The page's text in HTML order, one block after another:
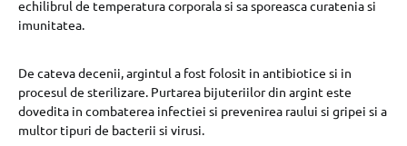
echilibrul de temperatura corporala si sa sporeasca curatenia si
imunitatea.
De cateva decenii, argintul a fost folosit in antibiotice si in
procesul de sterilizare. Purtarea bijuteriilor din argint este
dovedita in combaterea infectiei si prevenirea raului si gripei si a
multor tipuri de bacterii si virusi.